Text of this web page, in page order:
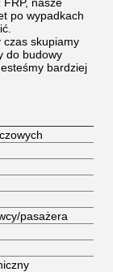
po wypadkach
czas skupiamy
do budowy
bardziej
pasażera